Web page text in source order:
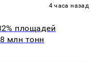
4 часа назад
площадей
млн тонн